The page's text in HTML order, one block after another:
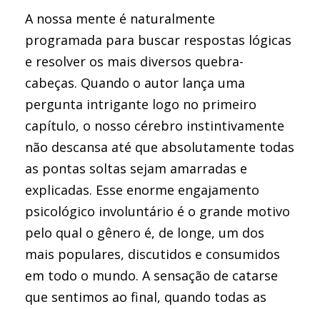
A nossa mente é naturalmente
programada para buscar respostas lógicas
e resolver os mais diversos quebra-
cabeças. Quando o autor lança uma
pergunta intrigante logo no primeiro
capítulo, o nosso cérebro instintivamente
não descansa até que absolutamente todas
as pontas soltas sejam amarradas e
explicadas. Esse enorme engajamento
psicológico involuntário é o grande motivo
pelo qual o gênero é, de longe, um dos
mais populares, discutidos e consumidos
em todo o mundo. A sensação de catarse
que sentimos ao final, quando todas as